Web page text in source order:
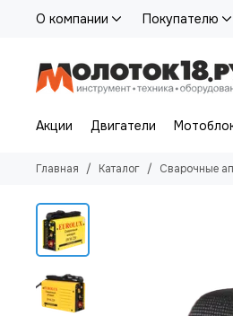
О компании Покупателю
Акции Двигатели
Главная Каталог Сварочные